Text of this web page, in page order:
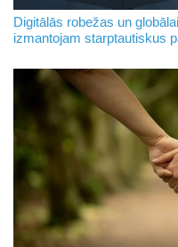
Digitālās robežas un
izmantojam starptautiskus